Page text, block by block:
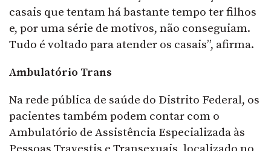
casais que tentam há bastante tempo ter filhos
e, por uma série de motivos, não conseguiam.
Tudo é voltado para atender os casais”, afirma.
Ambulatório Trans
Na rede pública de saúde do Distrito Federal, os
pacientes também podem contar com o
Ambulatório de Assistência Especializada às